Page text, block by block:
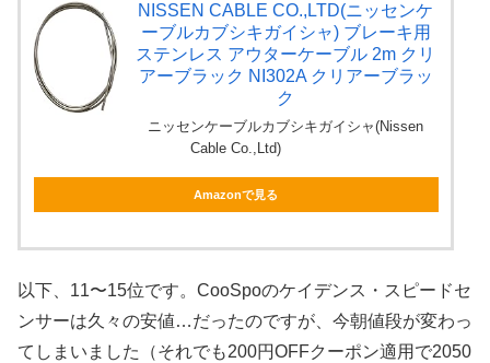
NISSEN CABLE CO.,LTD(ニッセンケ
ーブルカブシキガイシャ) ブレーキ用
ステンレス アウターケーブル 2m クリ
アーブラック NI302A クリアーブラッ
ク
ニッセンケーブルカブシキガイシャ(Nissen
Cable Co.,Ltd)
Amazonで見る
以下、11〜15位です。CooSpoのケイデンス・スピードセ
ンサーは久々の安値…だったのですが、今朝値段が変わっ
てしまいました（それでも200円OFFクーポン適用で2050